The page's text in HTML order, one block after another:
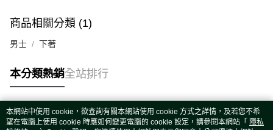
商品相關分類 (1)
男士 下著
本分類熱銷全站排行
熱門標籤
本網站中使用 cookie，欲查詢有關本網站使用 cookie 方式之詳情，及若您不希
望在電腦上使用 cookie 時應如何變更電腦的 cookie 設定，請參閱本網站「 隱私